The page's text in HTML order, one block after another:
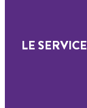
LE SERVICE